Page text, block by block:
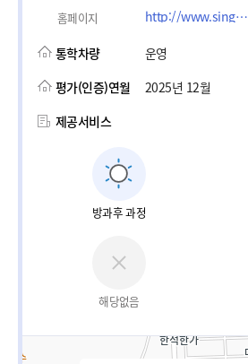
홈페이지 http://www.singwan.cnekids.kr
통학차량
운영
평가(인증)연월
2025년 12월
제공서비스
방과후 과정
해당없음